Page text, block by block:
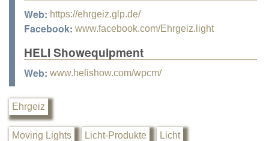
Web: https://ehrgeiz.glp.de/
Facebook: www.facebook.com/Ehrgeiz.light
HELI Showequipment
Web: www.helishow.com/wpcm/
Ehrgeiz
Moving Lights Licht-Produkte Licht